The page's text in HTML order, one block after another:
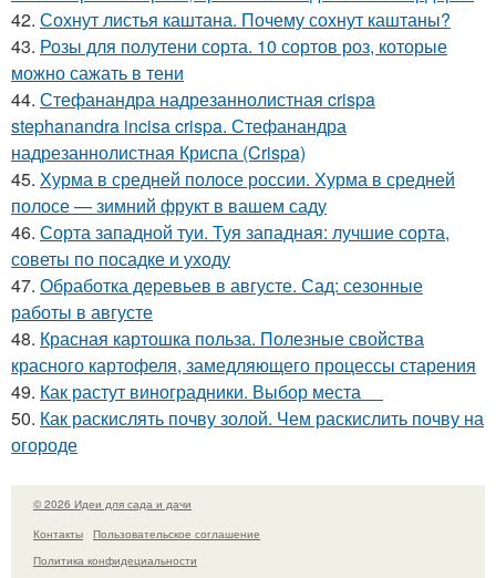
42. Сохнут листья каштана. Почему сохнут каштаны?
43. Розы для полутени сорта. 10 сортов роз, которые
можно сажать в тени
44. Стефанандра надрезаннолистная crispa
stephanandra incisa crispa. Стефанандра
надрезаннолистная Криспа (Crispa)
45. Хурма в средней полосе россии. Хурма в средней
полосе — зимний фрукт в вашем саду
46. Сорта западной туи. Туя западная: лучшие сорта,
советы по посадке и уходу
47. Обработка деревьев в августе. Сад: сезонные
работы в августе
48. Красная картошка польза. Полезные свойства
красного картофеля, замедляющего процессы старения
49. Как растут виноградники. Выбор места
50. Как раскислять почву золой. Чем раскислить почву на
огороде
© 2026 Идеи для сада и дачи
Контакты
Пользовательское соглашение
Политика конфидециальности